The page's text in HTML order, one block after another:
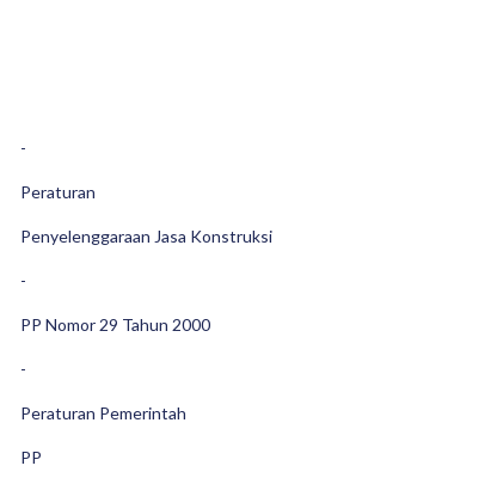
-
Peraturan
Penyelenggaraan Jasa Konstruksi
-
PP Nomor 29 Tahun 2000
-
Peraturan Pemerintah
PP